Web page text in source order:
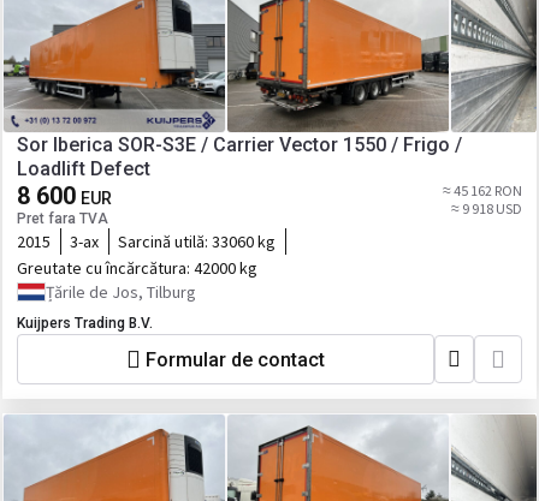
Sor Iberica SOR-S3E / Carrier Vector 1550 / Frigo /
Loadlift Defect
8 600 EUR
Pret fara TVA
≈ 45 162 RON
≈ 9 918 USD
2015 3-ax Sarcină utilă: 33060 kg
Greutate cu încărcătura: 42000 kg
Țările de Jos, Tilburg
Kuijpers Trading B.V.
Formular de contact